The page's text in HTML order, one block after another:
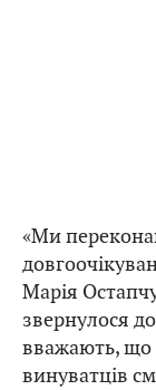
«Ми
Марія
звернулося
вважають, що
винуватців